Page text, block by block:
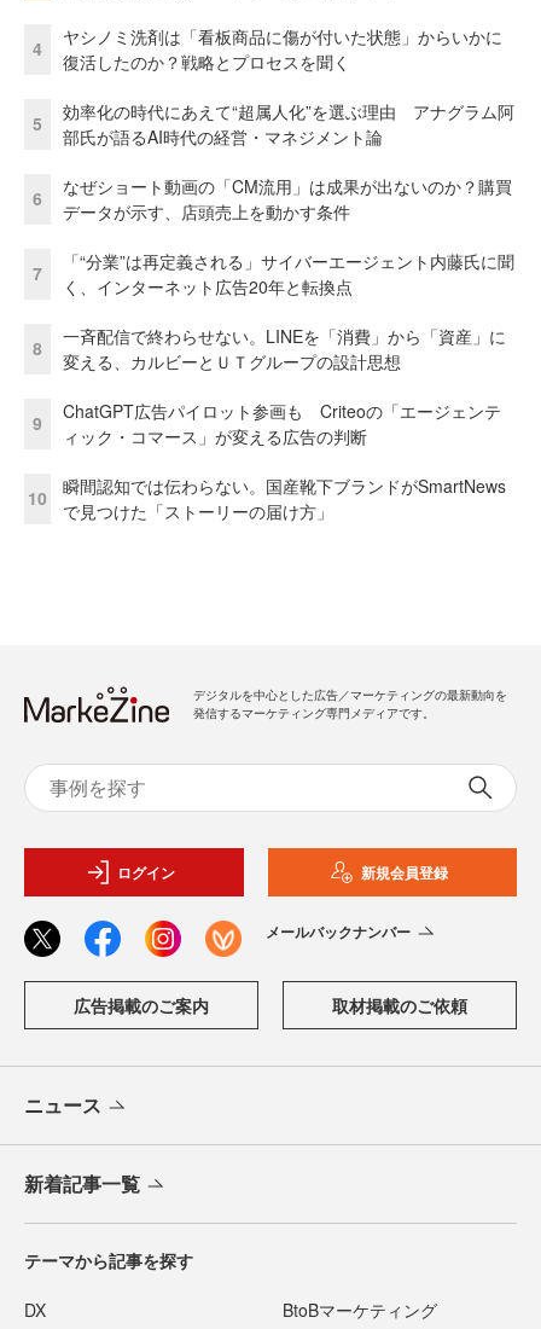
4
ヤシノミ洗剤は「看板商品に傷が付いた状態」からいかに
復活したのか？戦略とプロセスを聞く
5
効率化の時代にあえて“超属人化”を選ぶ理由 アナグラム阿
部氏が語るAI時代の経営・マネジメント論
6
なぜショート動画の「CM流用」は成果が出ないのか？購買
データが示す、店頭売上を動かす条件
7
「“分業”は再定義される」サイバーエージェント内藤氏に聞
く、インターネット広告20年と転換点
8
一斉配信で終わらせない。LINEを「消費」から「資産」に
変える、カルビーとＵＴグループの設計思想
9
ChatGPT広告パイロット参画も Criteoの「エージェンテ
ィック・コマース」が変える広告の判断
10
瞬間認知では伝わらない。国産靴下ブランドがSmartNews
で見つけた「ストーリーの届け方」
デジタルを中心とした広告／マーケティングの最新動向を
発信するマーケティング専門メディアです。
ログイン 新規会員登録
メールバックナンバー
広告掲載のご案内 取材掲載のご依頼
ニュース
新着記事一覧
テーマから記事を探す
DX BtoBマーケティング